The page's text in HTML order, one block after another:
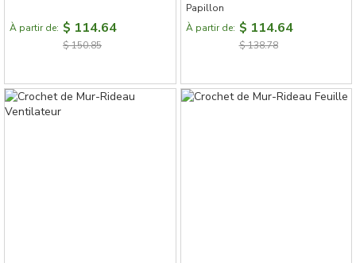
À partir de: $ 114.64
$ 150.85
Papillon
À partir de: $ 114.64
$ 138.78